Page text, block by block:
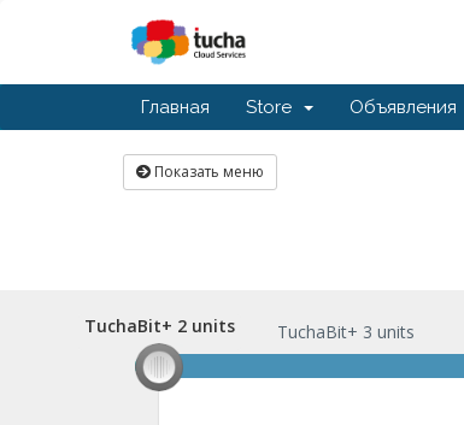
Главная Store Объявления
Показать меню
TuchaBit+ 2 units
TuchaBit+ 2 units TuchaBit+ 3 units